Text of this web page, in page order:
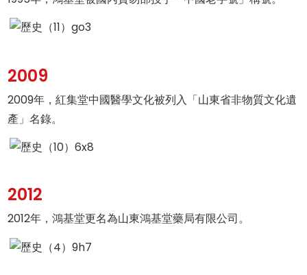
2009
2009年，紅集堂中國醫學文化被列入「山東省非物質文化遺
產」名錄。
2012
2012年，鴻基堂更名為山東鴻基堂藥局有限公司。